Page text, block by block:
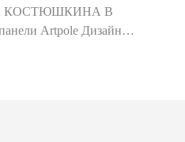
В
Artpole Дизайн